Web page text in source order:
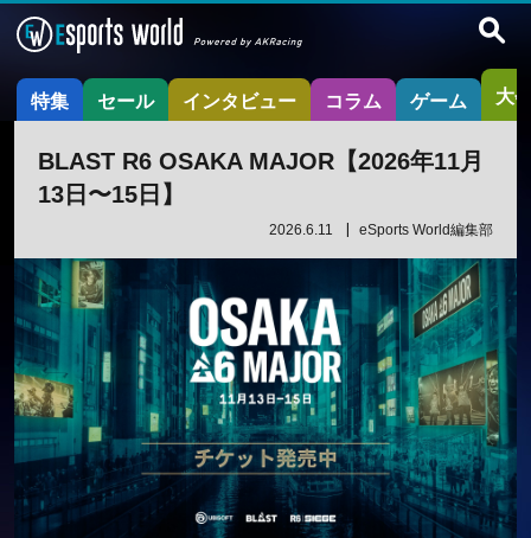
特集 セール インタビュー コラム ゲーム 大
BLAST R6 OSAKA MAJOR【2026年11月
13日〜15日】
2026.6.11 eSports World編集部